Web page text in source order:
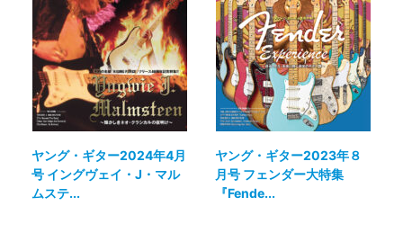
ヤング・ギター2024年4月
号 イングヴェイ・J・マル
ムステ...
ヤング・ギター2023年８
月号 フェンダー大特集
『Fende...